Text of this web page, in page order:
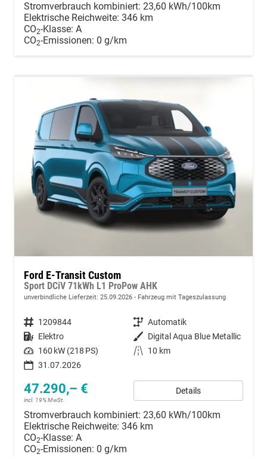
Stromverbrauch kombiniert: 23,60 kWh/100km
Elektrische Reichweite: 346 km
CO2-Klasse: A
CO2-Emissionen: 0 g/km
Ford E-Transit Custom
Sport DCiV 71kWh L1 ProPow AHK
unverbindliche Lieferzeit: 25.09.2026 Fahrzeug mit Tageszulassung
Fahrzeugnummer 1209844 Getriebe Automatik
Kraftstoff Elektro Außenfarbe Digital Aqua Blue Metallic
Leistung 160 kW (218 PS) Kilometerstand
10 km
31.07.2026
47.290,– €
incl. 19% MwSt.
Details
Stromverbrauch kombiniert: 23,60 kWh/100km
Elektrische Reichweite: 346 km
CO2-Klasse: A
CO2-Emissionen: 0 g/km